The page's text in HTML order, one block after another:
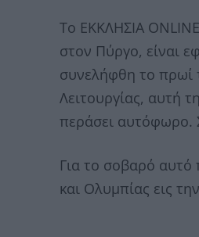
Το ΕΚΚΛΗΣΙΑ
στον Πύργο, είναι
συνελήφθη το πρωί
Λειτουργίας, αυτή
περάσει αυτόφωρο.
Για το σοβαρό αυτό
και Ολυμπίας εις